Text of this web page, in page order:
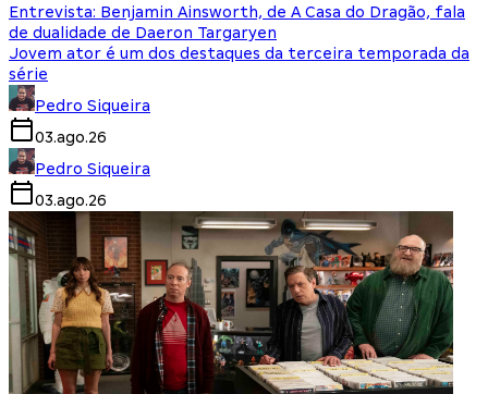
Entrevista: Benjamin Ainsworth, de A Casa do Dragão, fala
de dualidade de Daeron Targaryen
Jovem ator é um dos destaques da terceira temporada da
série
Pedro Siqueira
03.ago.26
Pedro Siqueira
03.ago.26